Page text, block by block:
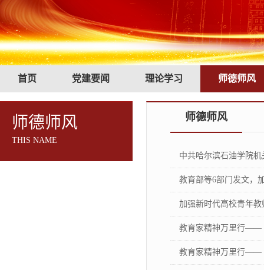
首页 党建要闻 理论学习 师德师风
师德师风
THIS NAME
师德师风
中共哈尔滨石油学院
教育部等6部门发文，
加强新时代高校青年
教育家精神万里行——
教育家精神万里行——